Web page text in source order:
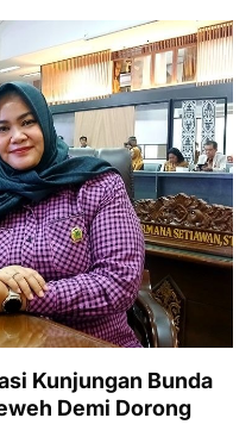
Kunjungan Bunda
Demi Dorong